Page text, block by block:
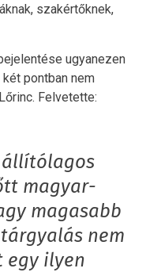
szakértőknek,
ugyanezen
pontban nem
Felvetette:
állítólagos
magyar-
magasabb
nem
egy ilyen